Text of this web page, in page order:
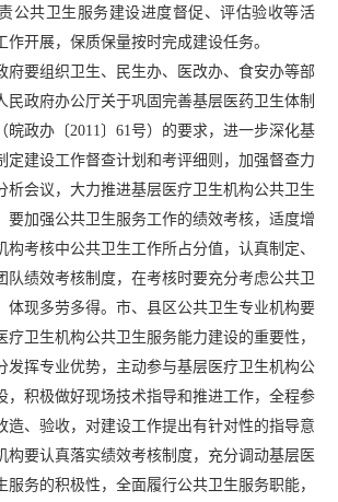
公共卫生服务建设进度督促、评估验收等活
作开展，保质保量按时完成建设任务。
要组织卫生、民生办、医改办、食安办等部
民政府办公厅关于巩固完善基层医药卫生体制
皖政办〔 2011〕61号）的要求，进一步深化基
定建设工作督查计划和考评细则，加强督查力
析会议，大力推进基层医疗卫生机构公共卫生
要加强公共卫生服务工作的绩效考核，适度增
构考核中公共卫生工作所占分值，认真制定、
队绩效考核制度，在考核时要充分考虑公共卫
体现多劳多得。市、县区公共卫生专业机构要
疗卫生机构公共卫生服务能力建设的重要性，
发挥专业优势，主动参与基层医疗卫生机构公
，积极做好现场技术指导和推进工作，全程参
造、验收，对建设工作提出有针对性的指导意
构要认真落实绩效考核制度，充分调动基层医
服务的积极性，全面履行公共卫生服务职能，